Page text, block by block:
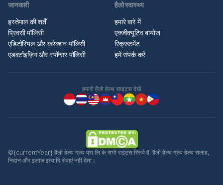
जानकारी
इस्तेमाल की शर्तें
प्रिवसी पॉलिसी
एडिटोरियल और करेक्शन पॉलिसी
एडवर्टाइज़िंग और स्पॉन्सर पॉलिसी
हैलो स्वास्थ्य
हमारे बारे में
एक्जीक्यूटिव बायोज
रिक्रूटमेंट
हमें संपर्क करें
हमारी हैलो हेल्थ साइट्स देखें
©{currentYear} हैलो हेल्थ ग्रुप प्रा लि के सभी राइट्स रिसर्व हैं. हैलो हेल्थ ग्रुप हेल्थ सलाह,
निदान और इलाज इत्यादि सेवाएं नहीं देता।